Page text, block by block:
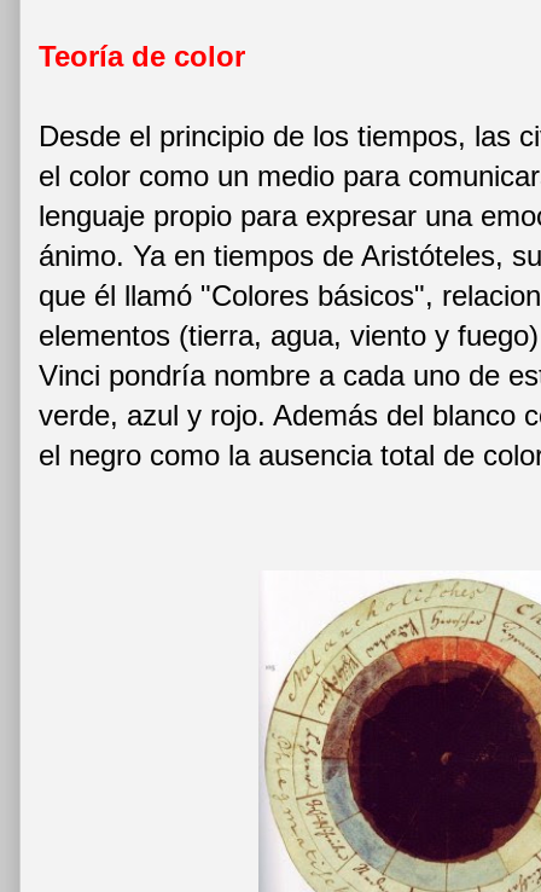
Teoría de color
Desde el principio de los tiempos, las
el color como un medio para
lenguaje propio para expresar una
ánimo. Ya en tiempos de Aristóteles,
que él llamó "Colores básicos",
elementos (tierra, agua, viento y
Vinci pondría nombre a cada uno de
verde, azul y rojo. Además del blanco
el negro como la ausencia total de